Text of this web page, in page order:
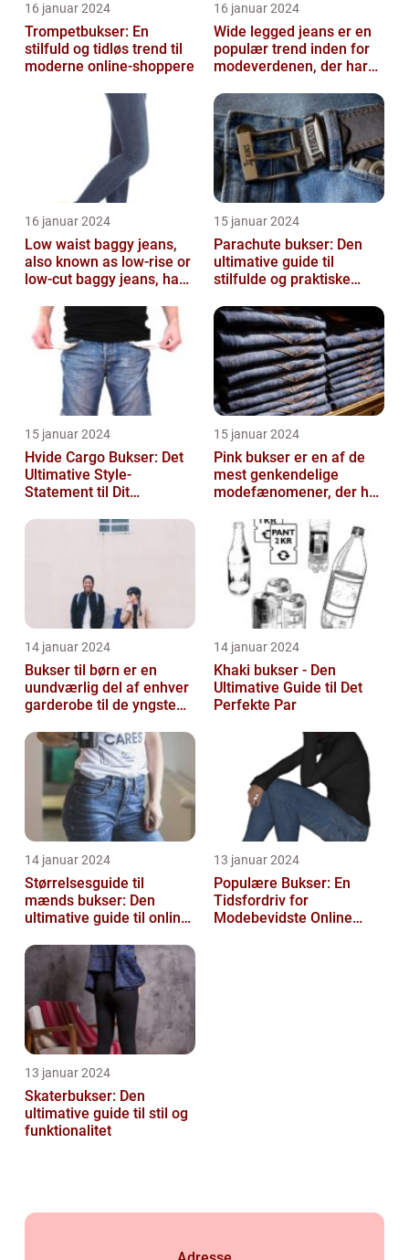
16 januar 2024
Trompetbukser: En
stilfuld og tidløs trend til
moderne online-shoppere
16 januar 2024
Wide legged jeans er en
populær trend inden for
modeverdenen, der har
blandt...
16 januar 2024
Low waist baggy jeans,
also known as low-rise or
low-cut baggy jeans, have
popular ...
15 januar 2024
Parachute bukser: Den
ultimative guide til
stilfulde og praktiske
15 januar 2024
Hvide Cargo Bukser: Det
Ultimative Style-
Statement til Dit
15 januar 2024
Pink bukser er en af de
mest genkendelige
modefænomener, der har
catwalken til garde...
14 januar 2024
Bukser til børn er en
uundværlig del af enhver
garderobe til de yngste
14 januar 2024
Khaki bukser - Den
Ultimative Guide til Det
Perfekte Par
14 januar 2024
Størrelsesguide til
mænds bukser: Den
ultimative guide til online-
handelskunder
13 januar 2024
Populære Bukser: En
Tidsfordriv for
Modebevidste Online
13 januar 2024
Skaterbukser: Den
ultimative guide til stil og
funktionalitet